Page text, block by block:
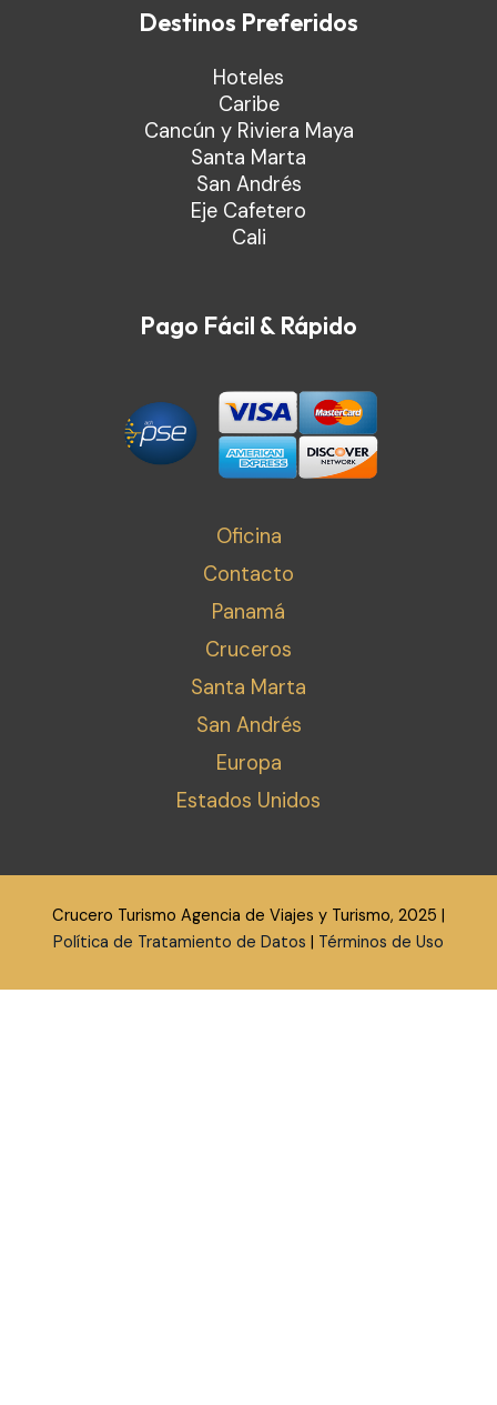
Destinos Preferidos
Hoteles
Caribe
Cancún y Riviera Maya
Santa Marta
San Andrés
Eje Cafetero
Cali
Pago Fácil & Rápido
Oficina
Contacto
Panamá
Cruceros
Santa Marta
San Andrés
Europa
Estados Unidos
Crucero Turismo Agencia de Viajes y Turismo, 2025 |
Política de Tratamiento de Datos | Términos de Uso